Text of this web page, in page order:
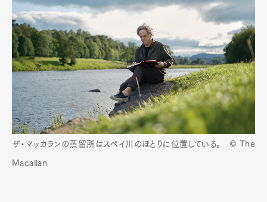
ザ・マッカランの蒸留所はスペイ川のほとりに位置している。 © The
Macallan